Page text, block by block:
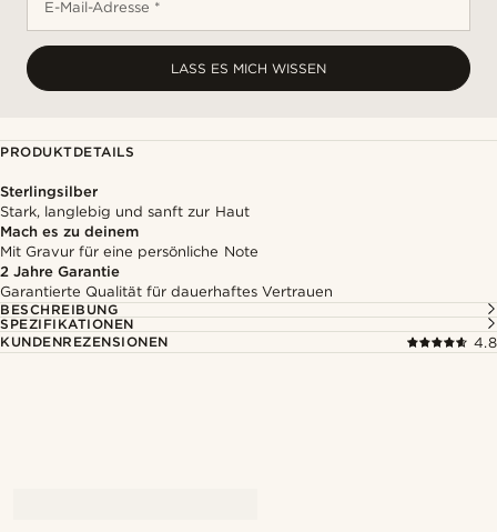
E-Mail-Adresse *
LASS ES MICH WISSEN
PRODUKTDETAILS
Sterlingsilber
Stark, langlebig und sanft zur Haut
Mach es zu deinem
Mit Gravur für eine persönliche Note
2 Jahre Garantie
Garantierte Qualität für dauerhaftes Vertrauen
BESCHREIBUNG
SPEZIFIKATIONEN
KUNDENREZENSIONEN
4.8